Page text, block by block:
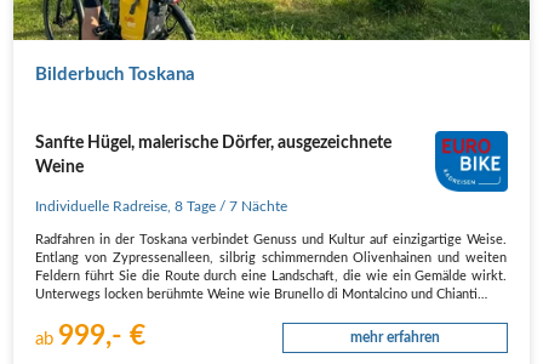
Bilderbuch Toskana
Sanfte Hügel, malerische Dörfer, ausgezeichnete
Weine
Individuelle Radreise ,8 Tage / 7 Nächte
Radfahren in der Toskana verbindet Genuss und Kultur auf einzigartige Weise.
Entlang von Zypressenalleen, silbrig schimmernden Olivenhainen und weiten
Feldern führt Sie die Route durch eine Landschaft, die wie ein Gemälde wirkt.
Unterwegs locken berühmte Weine wie Brunello di Montalcino und Chianti…
ab 999,- € mehr erfahren